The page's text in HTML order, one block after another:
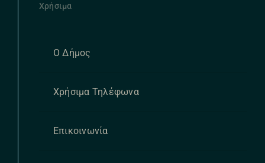
Χρήσιμα
Ο Δήμος
Χρήσιμα Τηλέφωνα
Επικοινωνία